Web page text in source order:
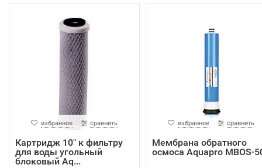
избранное сравнить
Картридж 10" к фильтру
для воды угольный
блоковый Aq...
избранное сравнить
Мембрана обратного
осмоса Aquapro MBOS-